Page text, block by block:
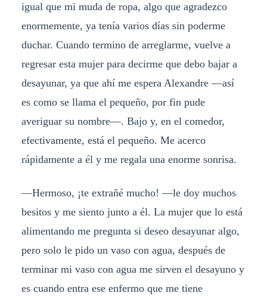
igual que mi muda de ropa, algo que agradezco
enormemente, ya tenía varios días sin poderme
duchar. Cuando termino de arreglarme, vuelve a
regresar esta mujer para decirme que debo bajar a
desayunar, ya que ahí me espera Alexandre —así
es como se llama el pequeño, por fin pude
averiguar su nombre—. Bajo y, en el comedor,
efectivamente, está el pequeño. Me acerco
rápidamente a él y me regala una enorme sonrisa.
—Hermoso, ¡te extrañé mucho! —le doy muchos
besitos y me siento junto a él. La mujer que lo está
alimentando me pregunta si deseo desayunar algo,
pero solo le pido un vaso con agua, después de
terminar mi vaso con agua me sirven el desayuno y
es cuando entra ese enfermo que me tiene